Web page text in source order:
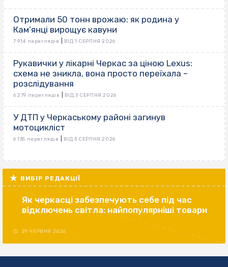
Отримали 50 тонн врожаю: як родина у
Кам’янці вирощує кавуни
7 914 переглядів ВІД 1 СЕРПНЯ 2026
Рукавички у лікарні Черкас за ціною Lexus:
схема не зникла, вона просто переїхала –
розслідування
6 279 переглядів ВІД 3 СЕРПНЯ 2026
У ДТП у Черкаському районі загинув
мотоцикліст
6 135 переглядів ВІД 3 СЕРПНЯ 2026
ВИБІР РЕДАКЦІЇ
Як черкасці забезпечують себе під час
відключень світла: найпопулярніші товари
29 ЧЕРВНЯ 2026